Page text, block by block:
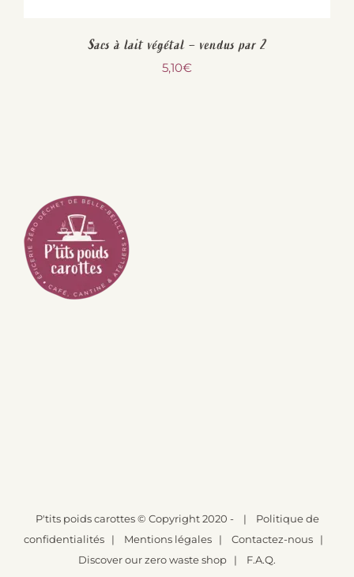
Sacs à lait végétal – vendus par 2
5,10€
P'tits poids carottes© Copyright 2020 - | Politique de
confidentialités | Mentions légales | Contactez-nous |
Discover our zero waste shop | F.A.Q.